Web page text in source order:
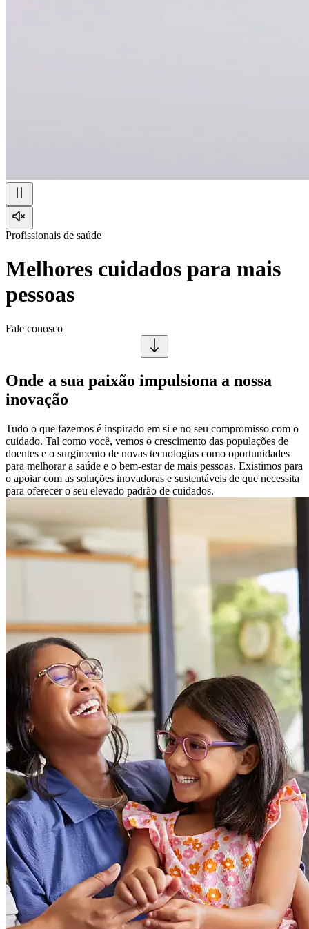
Profissionais de saúde
Melhores cuidados para mais
pessoas
Fale conosco
Onde a sua paixão impulsiona a nossa
inovação
Tudo o que fazemos é inspirado em si e no seu compromisso com o
cuidado. Tal como você, vemos o crescimento das populações de
doentes e o surgimento de novas tecnologias como oportunidades
para melhorar a saúde e o bem-estar de mais pessoas. Existimos para
o apoiar com as soluções inovadoras e sustentáveis ​​de que necessita
para oferecer o seu elevado padrão de cuidados.